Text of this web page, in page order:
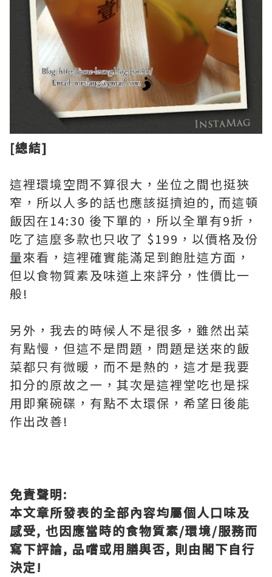
[總結]
這裡環境空問不算很大，坐位之間也挺狹
窄，所以人多的話也應該挺擠迫的, 而這頓
飯因在14:30 後下單的，所以全單有9折，
吃了這麼多款也只收了 $199，以價格及份
量來看，這裡確實能滿足到飽肚這方面，
但以食物質素及味道上來評分，性價比一
般!
另外，我去的時候人不是很多，雖然出菜
有點慢，但這不是問題，問題是送來的飯
菜都只有微暖，而不是熱的，這才是我要
扣分的原故之一，其次是這裡堂吃也是採
用即棄碗碟，有點不太環保，希望日後能
作出改善!
免責聲明:
本文章所發表的全部內容均屬個人口味及
感受, 也因應當時的食物質素/環境/服務而
寫下評論, 品嚐或用膳與否, 則由閣下自行
決定!